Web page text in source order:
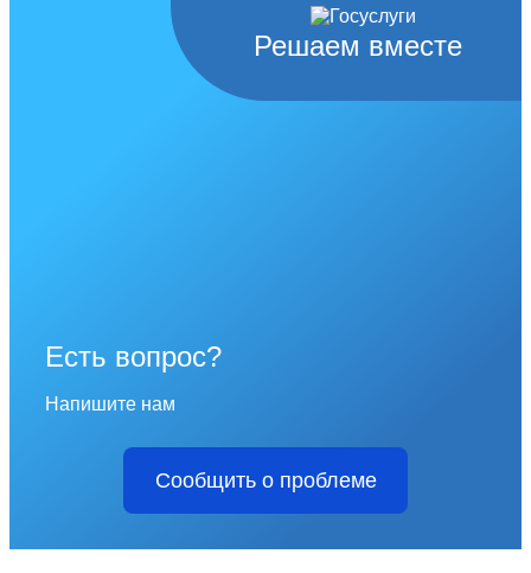
Решаем вместе
Есть вопрос?
Напишите нам
Сообщить о проблеме